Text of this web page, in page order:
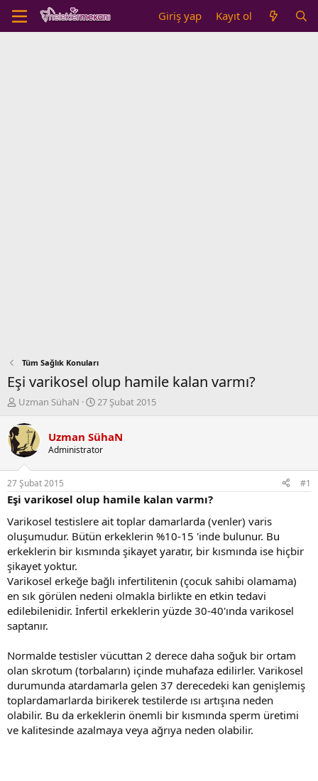
Giriş yap Kayıt ol
Tüm Sağlık Konuları
Eşi varikosel olup hamile kalan varmı?
K
n
b
u
y
u
b
a
l
a
t
a
n
Uzman SühaN
B
l
a
ı
ç
a
r
i
i
27 Şubat 2015
Uzman SühaN
Administrator
27 Şubat 2015 #1
Eşi varikosel olup hamile kalan varmı?
Varikosel testislere ait toplar damarlarda (venler) varis
oluşumudur. Bütün erkeklerin %10-15 'inde bulunur. Bu
erkeklerin bir kısmında şikayet yaratır, bir kısmında ise hiçbir
şikayet yoktur.
Varikosel erkeğe bağlı infertilitenin (çocuk sahibi olamama)
en sık görülen nedeni olmakla birlikte en etkin tedavi
edilebilenidir. İnfertil erkeklerin yüzde 30-40'ında varikosel
saptanır.
Normalde testisler vücuttan 2 derece daha soğuk bir ortam
olan skrotum (torbaların) içinde muhafaza edilirler. Varikosel
durumunda atardamarla gelen 37 derecedeki kan genişlemiş
toplardamarlarda birikerek testilerde ısı artışına neden
olabilir. Bu da erkeklerin önemli bir kısmında sperm üretimi
ve kalitesinde azalmaya veya ağrıya neden olabilir.